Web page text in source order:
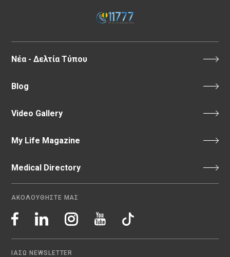
Νέα - Δελτία Τύπου
Blog
Video Gallery
My Life Magazine
Medical Directory
ΑΚΟΛΟΥΘΗΣΤΕ ΜΑΣ
ΙΑΣΩ NEWSLETTER